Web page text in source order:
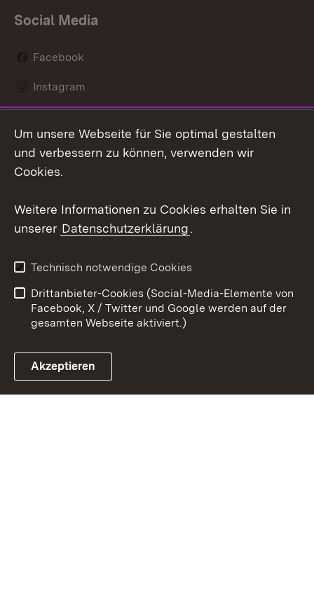
Social Media
Facebook
Instagram
Mastodon
Youtube
Link zum Landesportal
Kontakt
Datenschutz
Barrierefreiheit
Impressum Cookies
Um unsere Webseite für Sie optimal gestalten
und verbessern zu können, verwenden wir
Cookies.
Weitere Informationen zu Cookies erhalten Sie in
unserer Datenschutzerklärung.
Technisch notwendige Cookies
Drittanbieter-Cookies (Social-Media-Elemente von
Facebook, X / Twitter und Google werden auf der
gesamten Webseite aktiviert.)
Akzeptieren